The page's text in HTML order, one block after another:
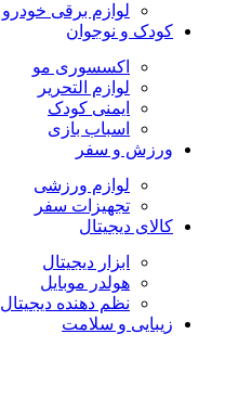
لوازم برقی خودرو
کودک و نوجوان
اکسسوری مو
لوازم التحریر
ایمنی کودک
اسباب بازی
ورزش و سفر
لوازم ورزشی
تجهیزات سفر
کالای دیجیتال
ابزار دیجیتال
هولدر موبایل
نظم دهنده دیجیتال
زیبایی و سلامت